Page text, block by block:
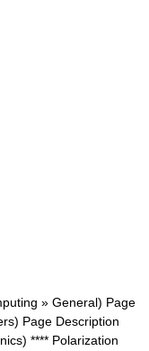
» General) Page
Page Description
**** Polarization